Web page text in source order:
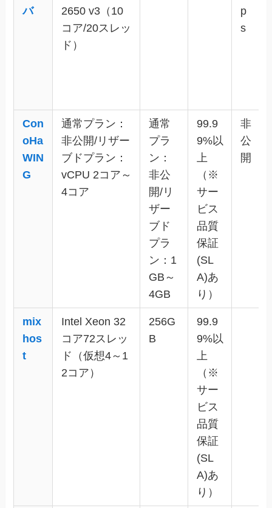
バ
2650 v3（10
コア/20スレッ
ド）
p
s
Con
oHa
WIN
G
通常プラン：
非公開/リザー
ブドプラン：
vCPU 2コア～
4コア
通常
プラ
ン：
非公
開/リ
ザー
ブド
プラ
ン：1
GB～
4GB
99.9
9%以
上
（※
サー
ビス
品質
保証
(SL
A)あ
り）
非
公
開
mix
hos
t
Intel Xeon 32
コア72スレッ
ド（仮想4～1
2コア）
256G
B
99.9
9%以
上
（※
サー
ビス
品質
保証
(SL
A)あ
り）